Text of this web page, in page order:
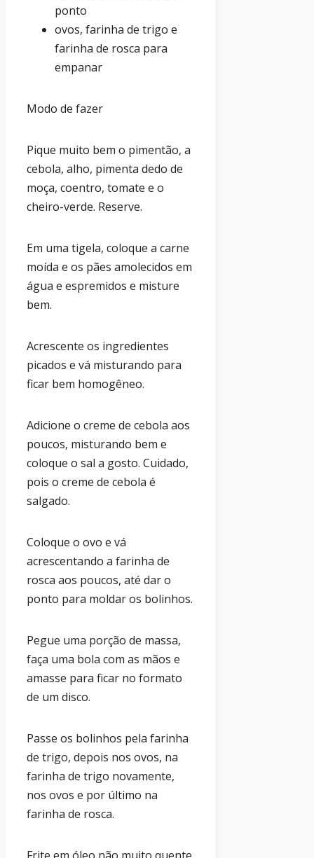
ponto
ovos, farinha de trigo e
farinha de rosca para
empanar
Modo de fazer
Pique muito bem o pimentão, a
cebola, alho, pimenta dedo de
moça, coentro, tomate e o
cheiro-verde. Reserve.
Em uma tigela, coloque a carne
moída e os pães amolecidos em
água e espremidos e misture
bem.
Acrescente os ingredientes
picados e vá misturando para
ficar bem homogêneo.
Adicione o creme de cebola aos
poucos, misturando bem e
coloque o sal a gosto. Cuidado,
pois o creme de cebola é
salgado.
Coloque o ovo e vá
acrescentando a farinha de
rosca aos poucos, até dar o
ponto para moldar os bolinhos.
Pegue uma porção de massa,
faça uma bola com as mãos e
amasse para ficar no formato
de um disco.
Passe os bolinhos pela farinha
de trigo, depois nos ovos, na
farinha de trigo novamente,
nos ovos e por último na
farinha de rosca.